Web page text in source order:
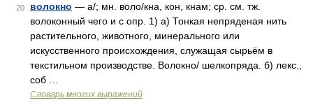
20 волокно — а/; мн. воло/кна, кон, кнам; ср. см. тж.
волоконный чего и с опр. 1) а) Тонкая непряденая нить
растительного, животного, минерального или
искусственного происхождения, служащая сырьём в
текстильном производстве. Волокно/ шелкопряда. б) лекс.,
соб …
Словарь многих выражений